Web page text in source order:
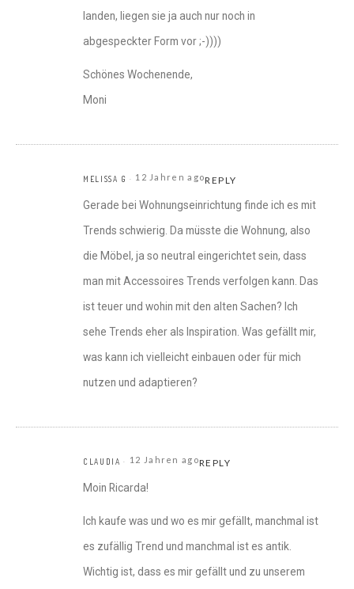
landen, liegen sie ja auch nur noch in
abgespeckter Form vor ;-))))
Schönes Wochenende,
Moni
MELISSA G 12 Jahren agoREPLY
Gerade bei Wohnungseinrichtung finde ich es mit
Trends schwierig. Da müsste die Wohnung, also
die Möbel, ja so neutral eingerichtet sein, dass
man mit Accessoires Trends verfolgen kann. Das
ist teuer und wohin mit den alten Sachen? Ich
sehe Trends eher als Inspiration. Was gefällt mir,
was kann ich vielleicht einbauen oder für mich
nutzen und adaptieren?
CLAUDIA 12 Jahren agoREPLY
Moin Ricarda!
Ich kaufe was und wo es mir gefällt, manchmal ist
es zufällig Trend und manchmal ist es antik.
Wichtig ist, dass es mir gefällt und zu unserem